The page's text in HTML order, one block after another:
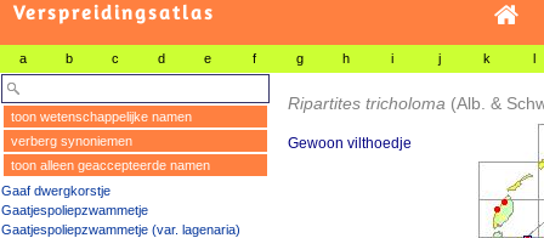
Verspreidingsatlas
a b c d e f g h i j k l
toon wetenschappelijke namen
verberg synoniemen
toon alleen geaccepteerde namen
Gaaf dwergkorstje
Gaatjespoliepzwammetje
Gaatjespoliepzwammetje (var. lagenaria)
Ripartites tricholoma (Alb. &
Gewoon vilthoedje